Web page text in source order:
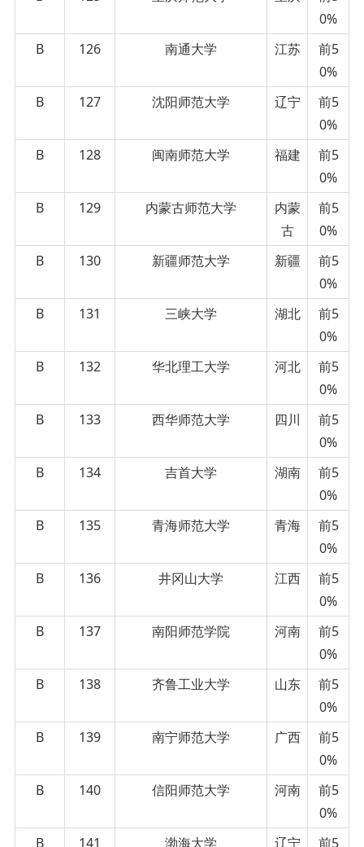
0%
B
126 南通大学 江苏
前5
0%
B
127 沈阳师范大学 辽宁
前5
0%
B
128 闽南师范大学 福建
前5
0%
B
129 内蒙古师范大学
内蒙
古
前5
0%
B
130 新疆师范大学 新疆
前5
0%
B
131 三峡大学 湖北
前5
0%
B
132 华北理工大学 河北
前5
0%
B
133 西华师范大学 四川
前5
0%
B
134 吉首大学 湖南
前5
0%
B
135 青海师范大学 青海
前5
0%
B
136 井冈山大学 江西
前5
0%
B
137 南阳师范学院 河南
前5
0%
B
138 齐鲁工业大学 山东
前5
0%
B
139 南宁师范大学 广西
前5
0%
B
140 信阳师范大学 河南
前5
0%
B
141 渤海大学 辽宁
前5